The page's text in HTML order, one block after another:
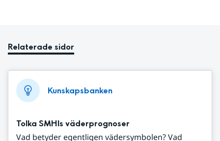
Relaterade sidor
Kunskapsbanken
Tolka SMHIs väderprognoser
Vad betyder egentligen vädersymbolen? Vad